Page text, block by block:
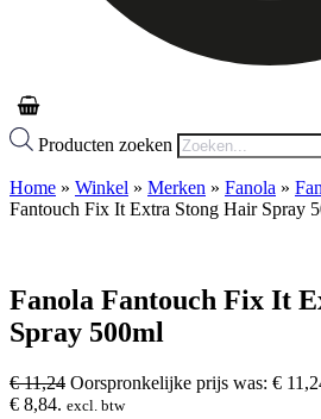
Producten zoeken
Home » Winkel » Merken » Fanola »
Fantouch Fix It Extra Stong Hair Spray
Fanola Fantouch Fix It
Spray 500ml
€11,24 Oorspronkelijke prijs was: €
€ 8,84. excl. btw